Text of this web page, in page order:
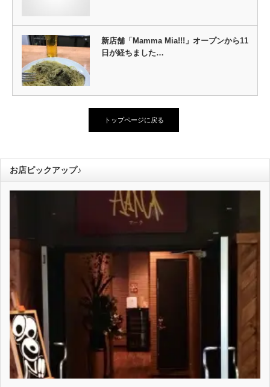
新店舗「Mamma Mia!!!」オープンから11
日が経ちました…
トップページに戻る
お店ピックアップ♪